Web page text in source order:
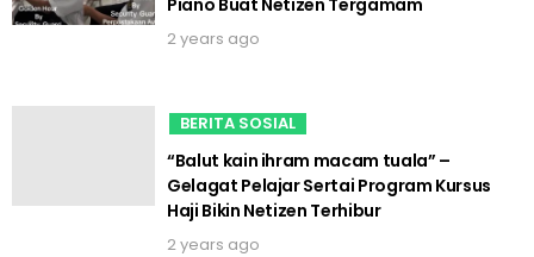
2 years ago
BERITA SOSIAL
“Balut kain ihram macam tuala” –
Gelagat Pelajar Sertai Program Kursus
Haji Bikin Netizen Terhibur
2 years ago